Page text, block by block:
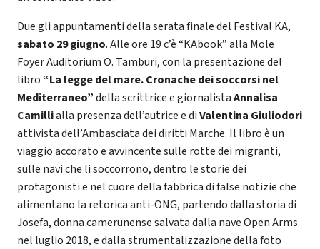
Due gli appuntamenti della serata finale del Festival KA,
sabato 29 giugno. Alle ore 19 c’è “KAbook” alla Mole
Foyer Auditorium O. Tamburi, con la presentazione del
libro“La legge del mare. Cronache dei soccorsi nel
Mediterraneo”della scrittrice e giornalistaAnnalisa
Camillialla presenza dell’autrice e diValentina Giuliodori
attivista dell’Ambasciata dei diritti Marche. Il libro è un
viaggio accorato e avvincente sulle rotte dei migranti,
sulle navi che li soccorrono, dentro le storie dei
protagonisti e nel cuore della fabbrica di false notizie che
alimentano la retorica anti-ONG, partendo dalla storia di
Josefa, donna camerunense salvata dalla nave Open Arms
nel luglio 2018, e dalla strumentalizzazione della foto